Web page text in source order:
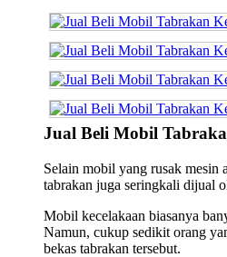
Jual Beli Mobil
Selain mobil yang rusak mesin
tabrakan juga seringkali dijual
Mobil kecelakaan biasanya
Namun, cukup sedikit orang
bekas tabrakan tersebut.